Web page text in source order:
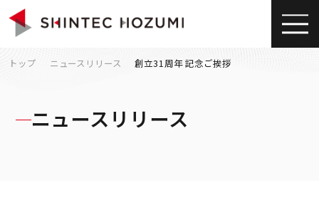
ニュースリリース
トップ ニュースリリース 創立31周年 記念ご挨拶